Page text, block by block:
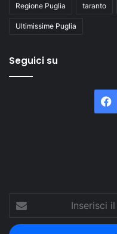
Regione Puglia taranto
Ultimissime Puglia
Seguici su
tuo